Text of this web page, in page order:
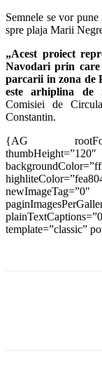
Semnele se vor
spre plaja Marii
„Acest proiect
Navodari prin care
parcarii in zona de
este arhiplina de
Comisiei de
Constantin.
{AG
template=”classic”